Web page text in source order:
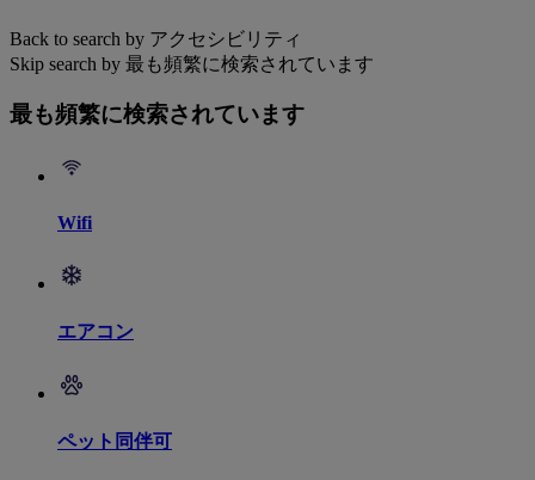
Back to search by アクセシビリティ
Skip search by 最も頻繁に検索されています
最も頻繁に検索されています
Wifi
エアコン
ペット同伴可